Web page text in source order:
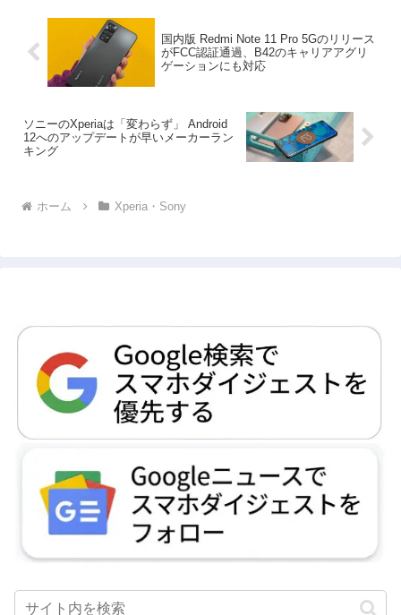
国内版 Redmi Note 11 Pro 5Gのリリース
がFCC認証通過、B42のキャリアアグリ
ゲーションにも対応
ソニーのXperiaは「変わらず」 Android
12へのアップデートが早いメーカーラン
キング
ホーム Xperia・Sony